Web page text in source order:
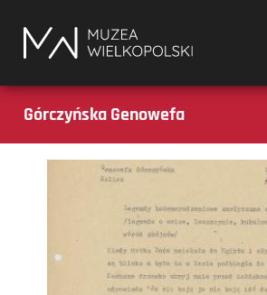
Muzea
Górczyńska Genowefa